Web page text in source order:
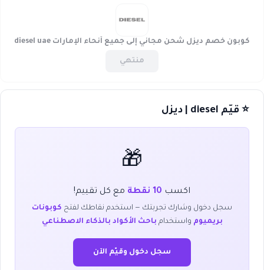
كوبون خصم ديزل شحن مجاني إلى جميع أنحاء الإمارات diesel uae
منتهي
⭐ قيّم diesel | ديزل
🎁
اكسب 10 نقطة مع كل تقييم!
سجل دخول وشارك تجربتك — استخدم نقاطك لفتح كوبونات
بريميوم واستخدام باحث الأكواد بالذكاء الاصطناعي
سجل دخول وقيّم الآن